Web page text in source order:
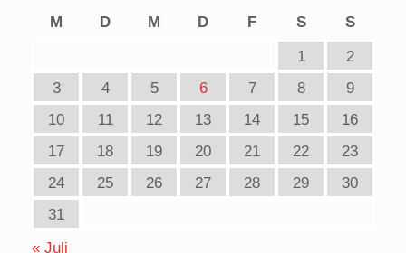
M
D M D F S
S
1
2
3
4 5 6 7 8
9
10
11 12 13 14 15
16
17
18 19 20 21 22
23
24
25 26 27 28 29
30
31
« Juli